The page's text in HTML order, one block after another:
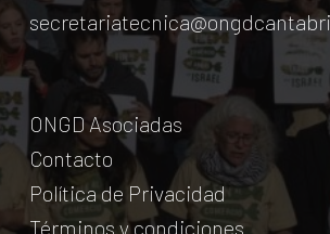
ONGD Asociadas
Contacto
Política de Privacidad
Términos y condiciones